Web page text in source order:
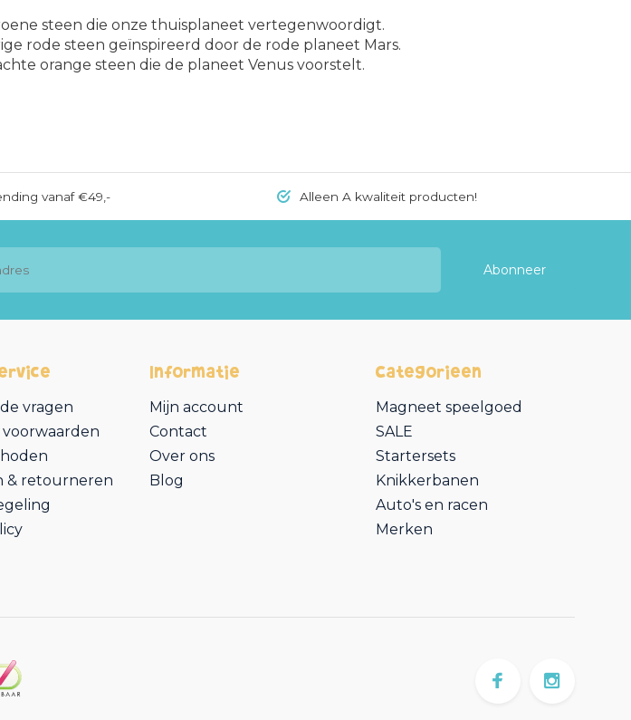
steen die onze thuisplaneet vertegenwoordigt.
rode steen geïnspireerd door de rode planeet Mars.
orange steen die de planeet Venus voorstelt.
vanaf €49,- Alleen A kwaliteit producten!
Abonneer
vragen
& retourneren
Informatie
Mijn account
Contact
Over ons
Blog
Categorieën
Magneet speelgoed
SALE
Startersets
Knikkerbanen
Auto's en racen
Merken